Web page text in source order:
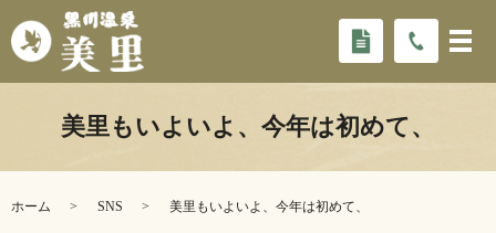
美里もいよいよ、今年は初めて、
ホーム SNS 美里もいよいよ、今年は初めて、